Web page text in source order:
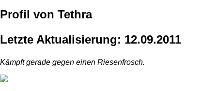
Profil von Tethra
Letzte Aktualisierung: 12.09.2011
Kämpft gerade gegen einen Riesenfrosch.